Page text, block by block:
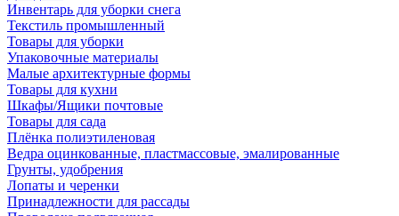
Инвентарь для уборки снега
Текстиль промышленный
Товары для уборки
Упаковочные материалы
Малые архитектурные формы
Товары для кухни
Шкафы/Ящики почтовые
Товары для сада
Плёнка полиэтиленовая
Ведра оцинкованные, пластмассовые, эмалированные
Грунты, удобрения
Лопаты и черенки
Принадлежности для рассады